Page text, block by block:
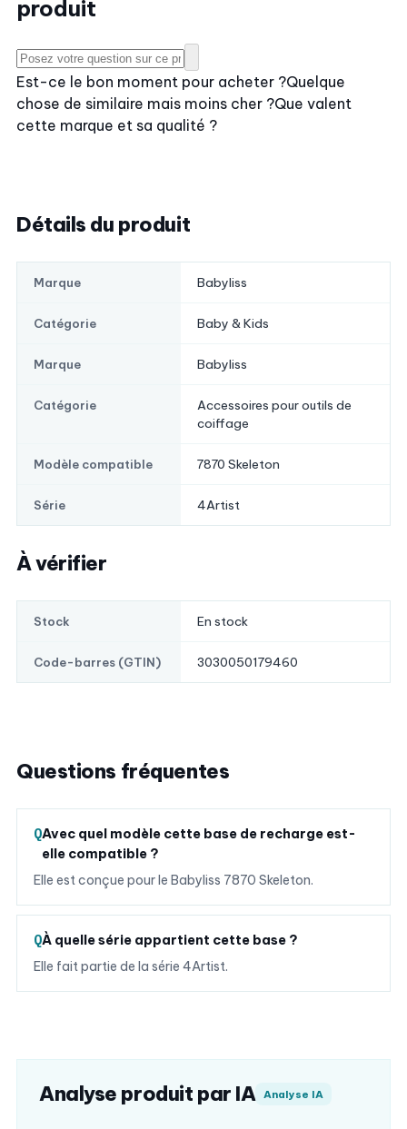
produit
Est-ce le bon moment pour acheter ?Quelque
chose de similaire mais moins cher ?Que valent
cette marque et sa qualité ?
Détails du produit
Marque Babyliss
Catégorie Baby & Kids
Marque Babyliss
Catégorie
Accessoires pour outils de
coiffage
Modèle compatible 7870 Skeleton
Série 4Artist
À vérifier
Stock En stock
Code-barres (GTIN) 3030050179460
Questions fréquentes
Avec quel modèle cette base de recharge est-
elle compatible ?
Elle est conçue pour le Babyliss 7870 Skeleton.
À quelle série appartient cette base ?
Elle fait partie de la série 4Artist.
Analyse produit par IA Analyse IA